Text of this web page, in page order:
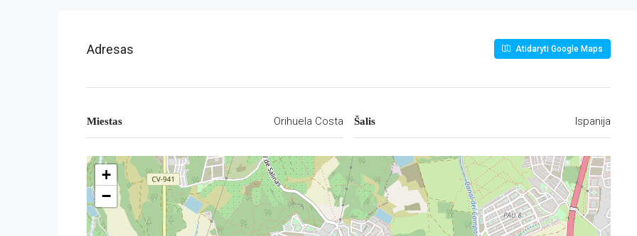
Adresas Atidaryti Google Maps
Miestas Orihuela Costa Šalis Ispanija
+
−